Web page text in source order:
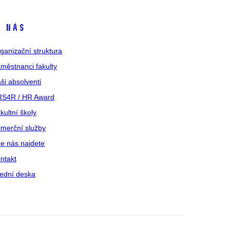
nás
struktura
fakulty
absolventi
/ HR Award
školy
služby
nás najdete
deska